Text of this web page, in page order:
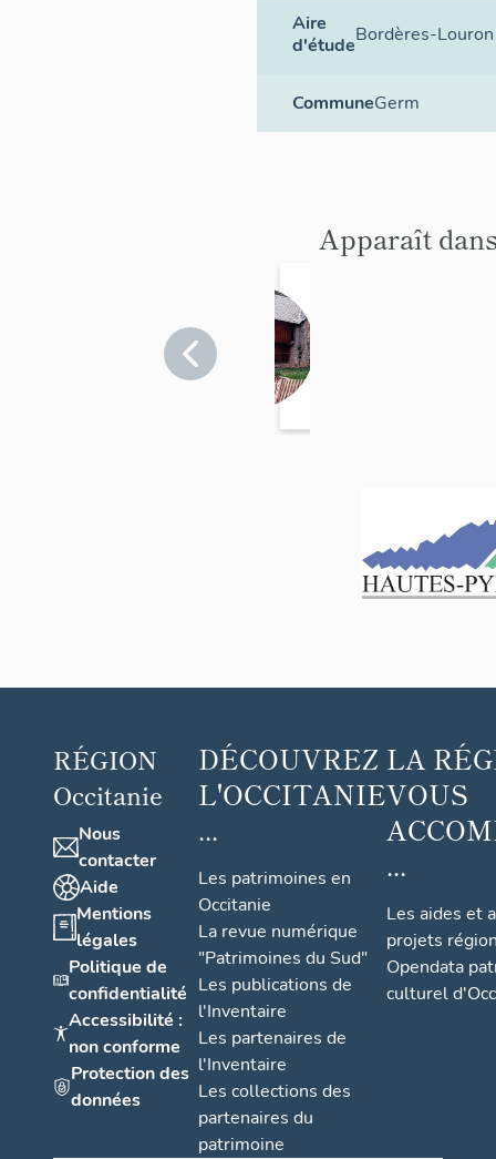
Aire
d'étudeBordères-Louron
CommuneGerm
Apparaît
RÉGION
Occitanie
Nous
contacter
Aide
Mentions
légales
Politique de
confidentialité
Accessibilité :
non conforme
Protection des
données
DÉCOUVREZ
L'OCCITANIE
...
Les patrimoines en
Occitanie
La revue numérique
"Patrimoines du Sud"
Les publications de
l'Inventaire
Les partenaires de
l'Inventaire
Les collections des
partenaires du
patrimoine
LA
VOUS
...
Les aides et
projets
Opendata
culturel